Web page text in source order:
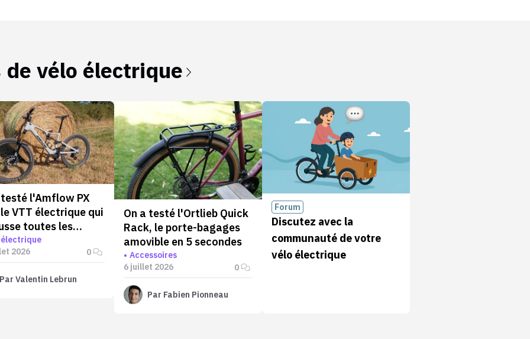
de vélo électrique
testé l'Amflow PX
VTT électrique qui
toutes les
électrique
2026
0
Par Valentin Lebrun
On a testé l'Ortlieb Quick
Rack, le porte-bagages
amovible en 5 secondes
Accessoires
6 juillet 2026
0
Par Fabien Pionneau
Forum
Discutez avec la
communauté de votre
vélo électrique